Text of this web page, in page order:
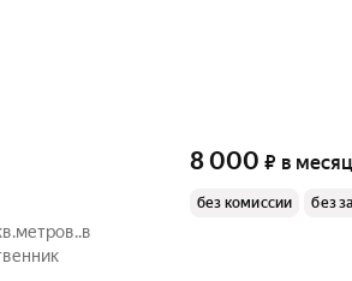
8 000 ₽ в месяц
без комиссии без